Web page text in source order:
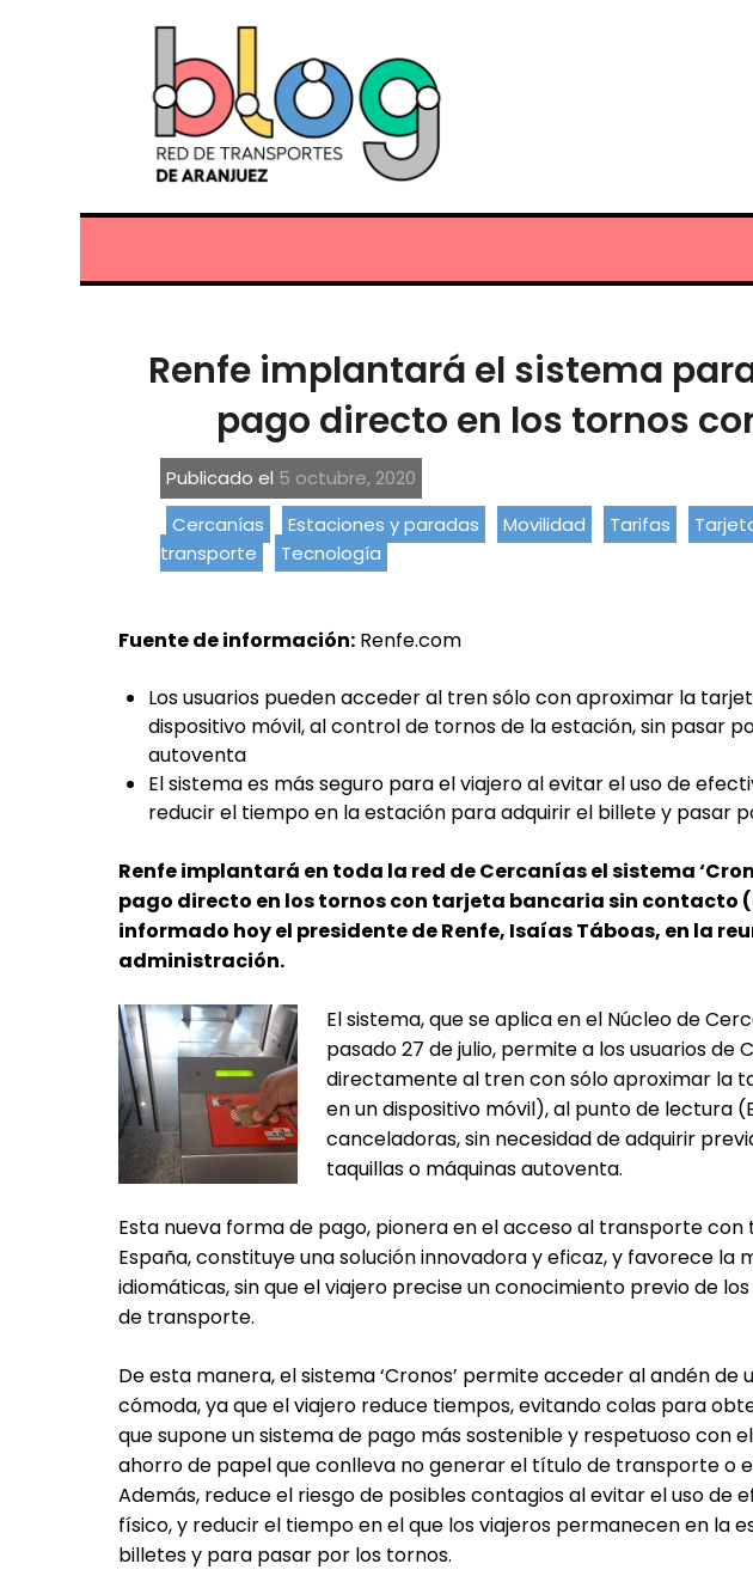
Renfe implantará el sistema
pago directo en los tornos
Publicado el 5 octubre, 2020
Cercanías
Estaciones y paradas Movilidad Tarifas
transporte
Tecnología
Fuente de información: Renfe.com
Los usuarios pueden acceder al tren sólo con aproximar la
dispositivo móvil, al control de tornos de la estación, sin pasar
autoventa
El sistema es más seguro para el viajero al evitar el uso de
reducir el tiempo en la estación para adquirir el billete y pasar
Renfe implantará en toda la red de Cercanías el sistema
pago directo en los tornos con tarjeta bancaria sin contacto
informado hoy el presidente de Renfe, Isaías Táboas, en la
administración.
El sistema, que se aplica en el Núcleo de
pasado 27 de julio, permite a los usuarios de
directamente al tren con sólo aproximar la
en un dispositivo móvil), al punto de lectura
canceladoras, sin necesidad de adquirir
taquillas o máquinas autoventa.
Esta nueva forma de pago, pionera en el acceso al transporte
España, constituye una solución innovadora y eficaz, y favorece la
idiomáticas, sin que el viajero precise un conocimiento previo de
de transporte.
De esta manera, el sistema ‘Cronos’ permite acceder al andén de
cómoda, ya que el viajero reduce tiempos, evitando colas para
que supone un sistema de pago más sostenible y respetuoso con
ahorro de papel que conlleva no generar el título de transporte o
Además, reduce el riesgo de posibles contagios al evitar el uso de
físico, y reducir el tiempo en el que los viajeros permanecen en la
billetes y para pasar por los tornos.